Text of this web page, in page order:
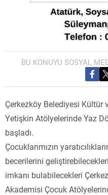
BU KONUYU SOSYAL
Çerkezköy Belediyesi Kültür
Yetişkin Atölyelerinde Yaz
başladı.
Çocuklarımızın
becerilerini
imkanı bulabilecekleri
Akademisi Çocuk